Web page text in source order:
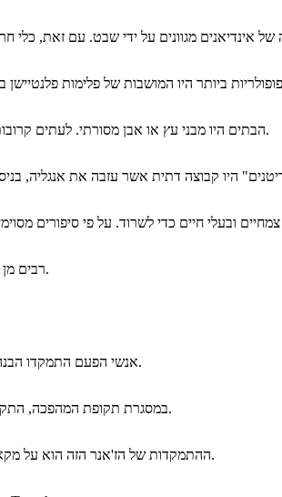
הבתים היו מבני עץ או אבן מסורתי. לעתים קרובות מטבחים שימוקמו על גבי זרם קטן לגישת מים קלה. הם גם יכללו מוקד לבישול.
רבים מן ההגדרות האמריקניות במרכז בעידן זה סביב ערים גדולות כמו בוסטון ופילדלפיה.
אנשי הפעם התמקדו הבנה וידע. בתקופת ההשכלה, גברים מסתכלים מדע כדי להבין טוב יותר את העולם.
במסגרת תקופת המהפכה, התקדמות חשובה ניתן למנות את הגדלת תנועת הספנות המסחרית והקמת הממשלה.
ההתמקדות של הז'אנר הזה הוא על מקאברי או על טבעי. הגדרות נעו גיאוגרפית. חקר של זמן ומרחב היו חידושים בדיוני.